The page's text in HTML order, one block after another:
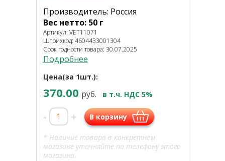
Производитель: Россия
Вес нетто: 50 г
Артикул: VET11071
Штрихкод: 4604433001304
Срок годности товара: 30.07.2025
Подробнее
Цена(за 1шт.):
370.00 руб. в т.ч. НДС 5%
- + В корзину
* Наличие товара в конкретном
магазине уточняйте по телефону этого
магазина.